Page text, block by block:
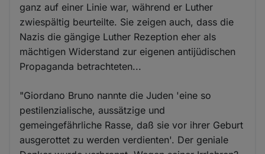
ganz auf einer Linie war, während er Luther
zwiespältig beurteilte. Sie zeigen auch, dass die
Nazis die gängige Luther Rezeption eher als
mächtigen Widerstand zur eigenen antijüdischen
Propaganda betrachteten...
"Giordano Bruno nannte die Juden 'eine so
pestilenzialische, aussätzige und
gemeingefährliche Rasse, daß sie vor ihrer Geburt
ausgerottet zu werden verdienten'. Der geniale